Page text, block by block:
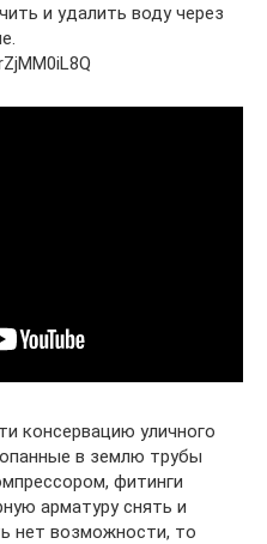
и удалить воду через
консервацию уличного
в землю трубы
фитинги
арматуру снять и
нет возможности, то